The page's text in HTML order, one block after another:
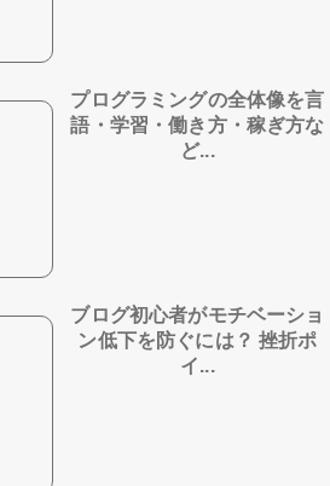
プログラミングの全体像を言
語・学習・働き方・稼ぎ方な
ど...
ブログ初心者がモチベーショ
ン低下を防ぐには？ 挫折ポ
イ...